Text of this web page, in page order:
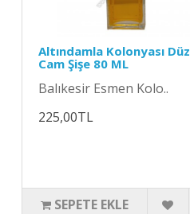
Altındamla Kolonyası Düz
Cam Şişe 80 ML
Balıkesir Esmen Kolo..
225,00TL
SEPETE EKLE